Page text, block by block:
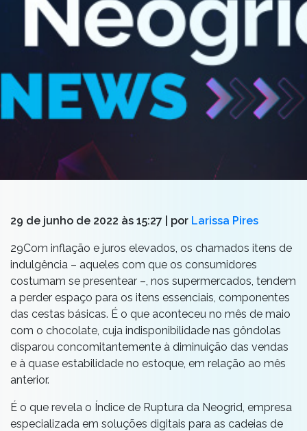
29 de junho de 2022 às 15:27 | por Larissa Pires
29Com inflação e juros elevados, os chamados itens de
indulgência – aqueles com que os consumidores
costumam se presentear –, nos supermercados, tendem
a perder espaço para os itens essenciais, componentes
das cestas básicas. É o que aconteceu no mês de maio
com o chocolate, cuja indisponibilidade nas gôndolas
disparou concomitantemente à diminuição das vendas
e à quase estabilidade no estoque, em relação ao mês
anterior.
É o que revela o Índice de Ruptura da Neogrid, empresa
especializada em soluções digitais para as cadeias de